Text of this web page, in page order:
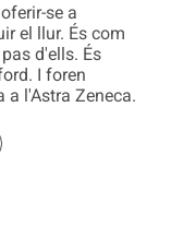
se a
el llur. És com
d'ells. És
I foren
a l'Astra Zeneca.